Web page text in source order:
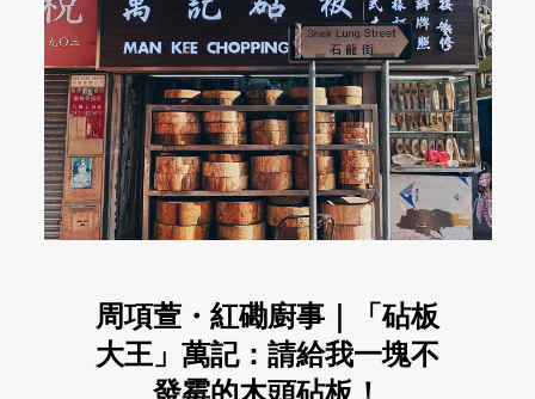
周項萱・紅磡廚事｜「砧板
大王」萬記：請給我一塊不